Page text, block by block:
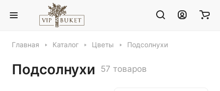
Главная Каталог Цветы Подсолнухи
Подсолнухи 57 товаров